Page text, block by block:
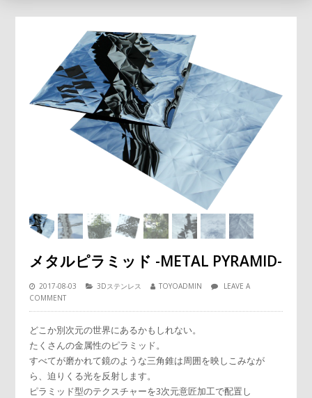
メタルピラミッド -METAL PYRAMID-
2017-08-03 3Dステンレス TOYOADMIN
LEAVE A
COMMENT
どこか別次元の世界にあるかもしれない。
たくさんの金属性のピラミッド。
すべてが磨かれて鏡のような三角錐は周囲を映しこみなが
ら、迫りくる光を反射します。
ピラミッド型のテクスチャーを3次元意匠加工で配置し